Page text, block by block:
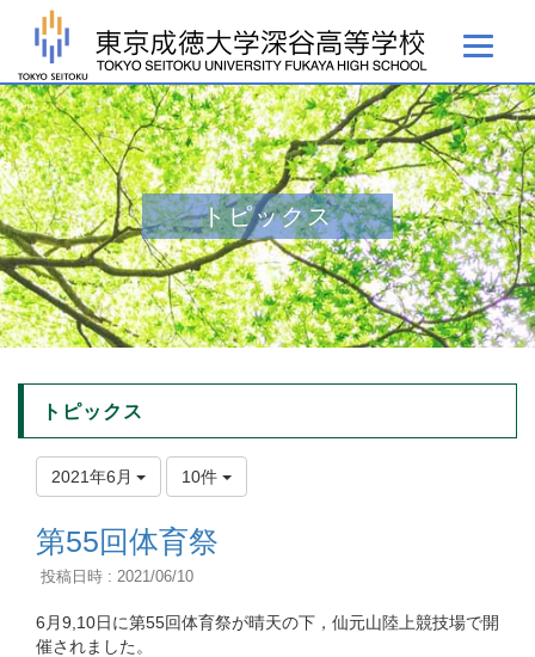
トピックス
トピックス
2021年6月 10件
第55回体育祭
投稿日時 : 2021/06/10
6月9,10日に第55回体育祭が晴天の下，仙元山陸上競技場で開
催されました。